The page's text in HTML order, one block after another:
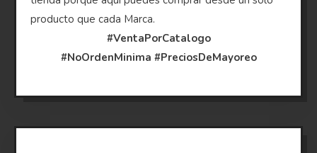
producto que cada Marca.
#VentaPorCatalogo
#NoOrdenMinima #PreciosDeMayoreo